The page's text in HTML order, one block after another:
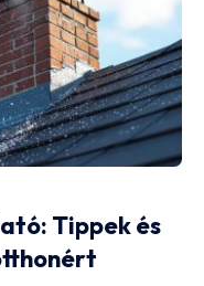
Tippek és